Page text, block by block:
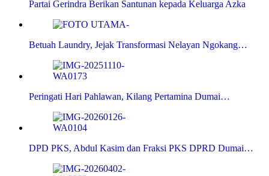
Partai Gerindra Berikan Santunan kepada Keluarga Azka
Betuah Laundry, Jejak Transformasi Nelayan Ngokang…
Peringati Hari Pahlawan, Kilang Pertamina Dumai…
DPD PKS, Abdul Kasim dan Fraksi PKS DPRD Dumai…